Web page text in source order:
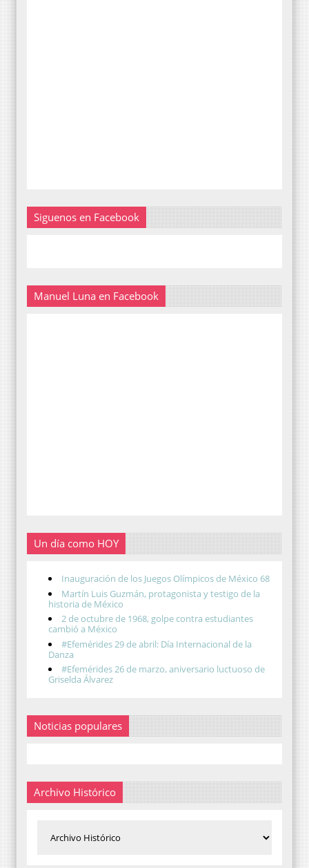
Siguenos en Facebook
Manuel Luna en Facebook
Un día como HOY
Inauguración de los Juegos Olímpicos de México 68
Martín Luis Guzmán, protagonista y testigo de la
historia de México
2 de octubre de 1968, golpe contra estudiantes
cambió a México
#Efemérides 29 de abril: Día Internacional de la
Danza
#Efemérides 26 de marzo, aniversario luctuoso de
Griselda Álvarez
Noticias populares
Archivo Histórico